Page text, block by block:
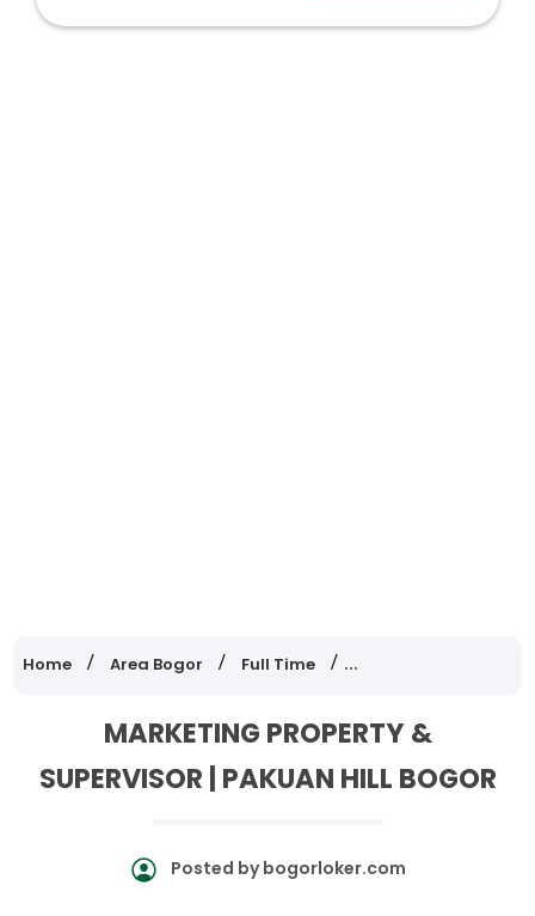
Home Area Bogor Full Time Lowongan Kerja
MARKETING PROPERTY &
SUPERVISOR | PAKUAN HILL BOGOR
Posted bybogorloker.com